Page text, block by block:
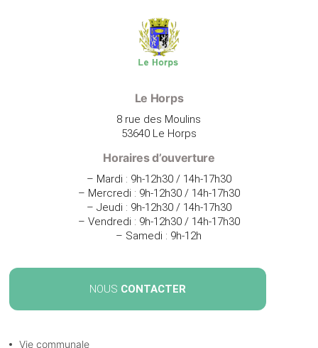
Le Horps
8 rue des Moulins
53640 Le Horps
Horaires d’ouverture
– Mardi : 9h-12h30 / 14h-17h30
– Mercredi : 9h-12h30 / 14h-17h30
– Jeudi : 9h-12h30 / 14h-17h30
– Vendredi : 9h-12h30 / 14h-17h30
– Samedi : 9h-12h
NOUS CONTACTER
Vie communale